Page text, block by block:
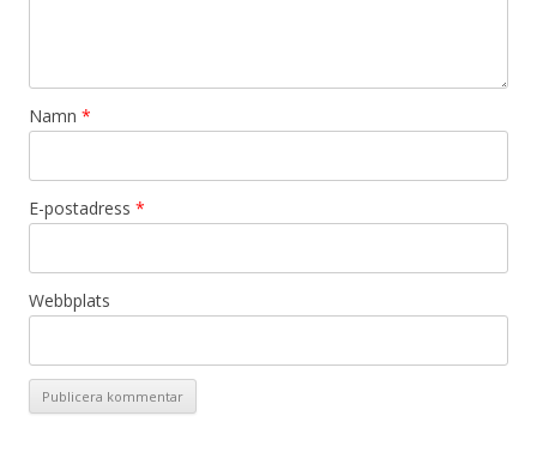
Namn *
E-postadress *
Webbplats